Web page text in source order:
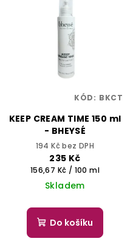
KEEP CREAM TIME 150 ml
- BHEYSÉ
194 Kč bez DPH
235 Kč
Měrná
cena:
156,67 Kč / 100 ml
Skladem
Do košíku
KÓD: BKCT